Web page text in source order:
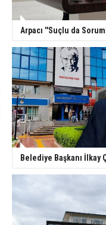
Arpacı ''Suçlu da
Belediye Başkanı İlkay